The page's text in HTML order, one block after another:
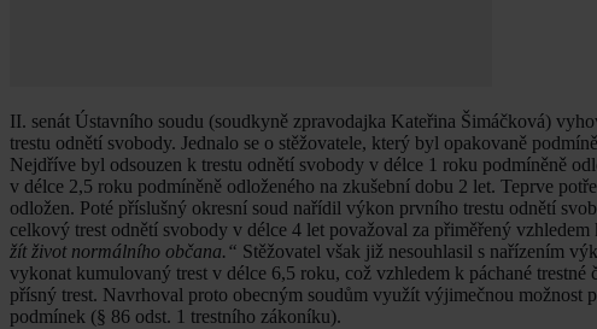
II. senát Ústavního soudu (soudkyně zpravodajka Kateřina Šimáčková)
trestu odnětí svobody. Jednalo se o stěžovatele, který byl opakovaně
Nejdříve byl odsouzen k trestu odnětí svobody v délce 1 roku podmíněně
v délce 2,5 roku podmíněně odloženého na zkušební dobu 2 let. Teprve
odložen. Poté příslušný okresní soud nařídil výkon prvního trestu odnětí
celkový trest odnětí svobody v délce 4 let považoval za přiměřený vzhledem
žít život normálního občana.“ Stěžovatel však již nesouhlasil s nařízením
vykonat kumulovaný trest v délce 6,5 roku, což vzhledem k páchané
přísný trest. Navrhoval proto obecným soudům využít výjimečnou možnost
podmínek (§ 86 odst. 1 trestního zákoníku).